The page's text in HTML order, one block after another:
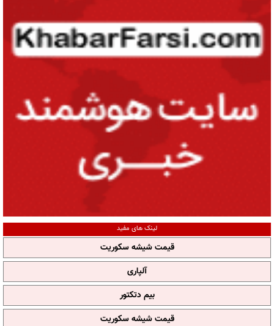
لینک های مفید
قیمت شیشه سکوریت
آلپاری
بیم دتکتور
قیمت شیشه سکوریت